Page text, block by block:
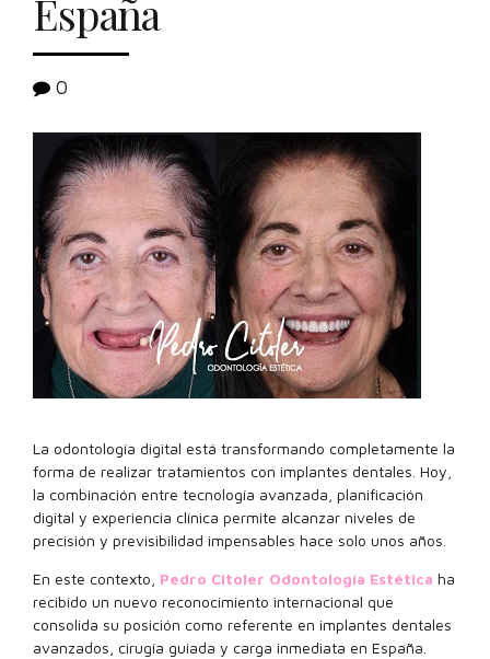
España
0
La odontología digital está transformando completamente la
forma de realizar tratamientos con implantes dentales. Hoy,
la combinación entre tecnología avanzada, planificación
digital y experiencia clínica permite alcanzar niveles de
precisión y previsibilidad impensables hace solo unos años.
En este contexto, Pedro Citoler Odontología Estética ha
recibido un nuevo reconocimiento internacional que
consolida su posición como referente en implantes dentales
avanzados, cirugía guiada y carga inmediata en España.